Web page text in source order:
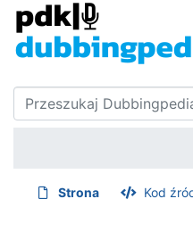
Strona Kod